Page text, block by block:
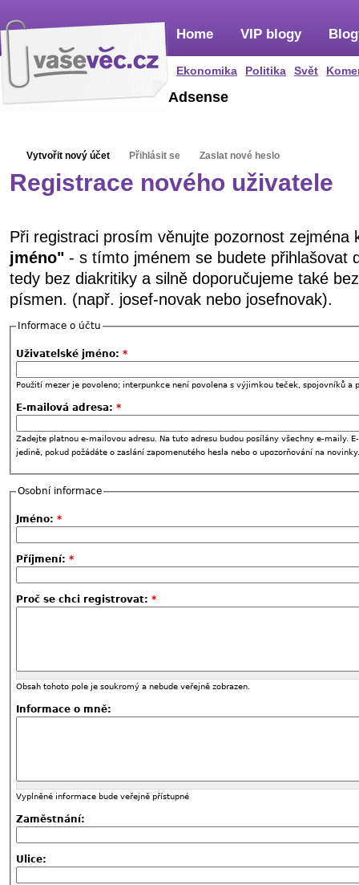
Home
Ekonomika Politika Svět
VIP blogy
Adsense
Vytvořit nový účet Přihlásit se Zaslat nové heslo
Registrace nového uživatele
Při registraci prosím věnujte pozornost zejména
jméno" - s tímto jménem se budete přihlašovat
tedy bez diakritiky a silně doporučujeme také
písmen. (např. josef-novak nebo josefnovak).
Informace o účtu
Uživatelské jméno: *
Použití mezer je povoleno; interpunkce není povolena s výjimkou teček, spojovníků a
E-mailová adresa: *
Zadejte platnou e-mailovou adresu. Na tuto adresu budou posílány všechny e-maily.
jedině, pokud požádáte o zaslání zapomenutého hesla nebo o upozorňování na novinky.
Osobní informace
Jméno: *
Příjmení: *
Proč se chci registrovat: *
Obsah tohoto pole je soukromý a nebude veřejně zobrazen.
Informace o mně:
Vyplněné informace bude veřejně přístupné
Zaměstnání:
Ulice: